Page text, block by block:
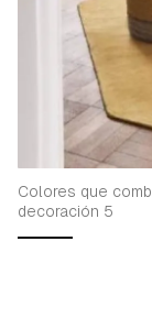
Colores que
decoración 5